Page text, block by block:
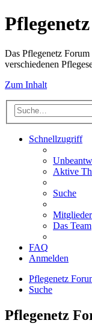
Das Pflegenetz
verschiedenen
Zum Inhalt
Schnellzugriff
Aktive
Suche
Mitglieder
Das Team
FAQ
Anmelden
Pflegenetz
Suche
Pflegenetz